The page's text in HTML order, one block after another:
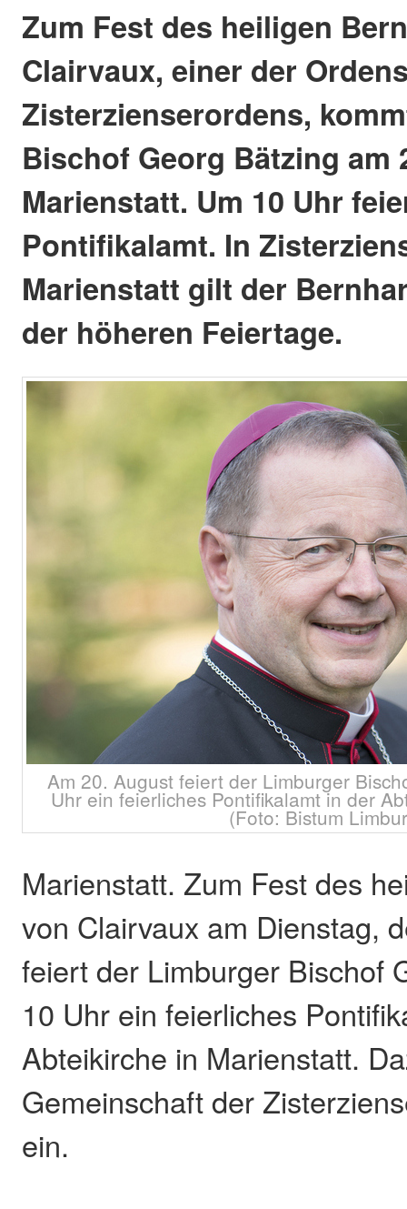
Zum Fest des heiligen
Clairvaux, einer der
Zisterzienserordens,
Bischof Georg Bätzing am
Marienstatt. Um 10 Uhr
Pontifikalamt. In
Marienstatt gilt der
der höheren Feiertage.
Am 20. August feiert der Limburger
Uhr ein feierliches Pontifikalamt in der
(Foto: Bistum
Marienstatt. Zum Fest des
von Clairvaux am Dienstag,
feiert der Limburger Bischof
10 Uhr ein feierliches
Abteikirche in Marienstatt.
Gemeinschaft der
ein.